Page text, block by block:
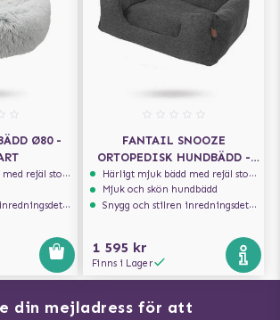
Ø80 -
som håller formen
FANTAIL SNOOZE
ORTOPEDISK HUNDBÄDD -
EPIC GREY
Härligt mjuk bädd med rejäl stoppning som håller formen
Mjuk och skön hundbädd
Snygg och stilren inredningsdetalj
1 595 kr
Finns i Lager
din mejladress för att